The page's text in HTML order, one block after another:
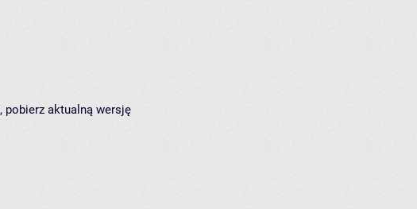
pobierz aktualną wersję